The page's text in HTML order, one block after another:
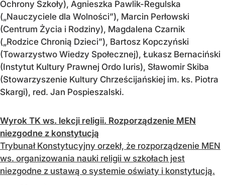
Ochrony Szkoły), Agnieszka Pawlik-Regulska
(„Nauczyciele dla Wolności”), Marcin Perłowski
(Centrum Życia i Rodziny), Magdalena Czarnik
(„Rodzice Chronią Dzieci”), Bartosz Kopczyński
(Towarzystwo Wiedzy Społecznej), Łukasz Bernaciński
(Instytut Kultury Prawnej Ordo Iuris), Sławomir Skiba
(Stowarzyszenie Kultury Chrześcijańskiej im. ks. Piotra
Skargi), red. Jan Pospieszalski.
Wyrok TK ws. lekcji religii. Rozporządzenie MEN
niezgodne z konstytucją
Trybunał Konstytucyjny orzekł, że rozporządzenie MEN
ws. organizowania nauki religii w szkołach jest
niezgodne z ustawą o systemie oświaty i konstytucją.